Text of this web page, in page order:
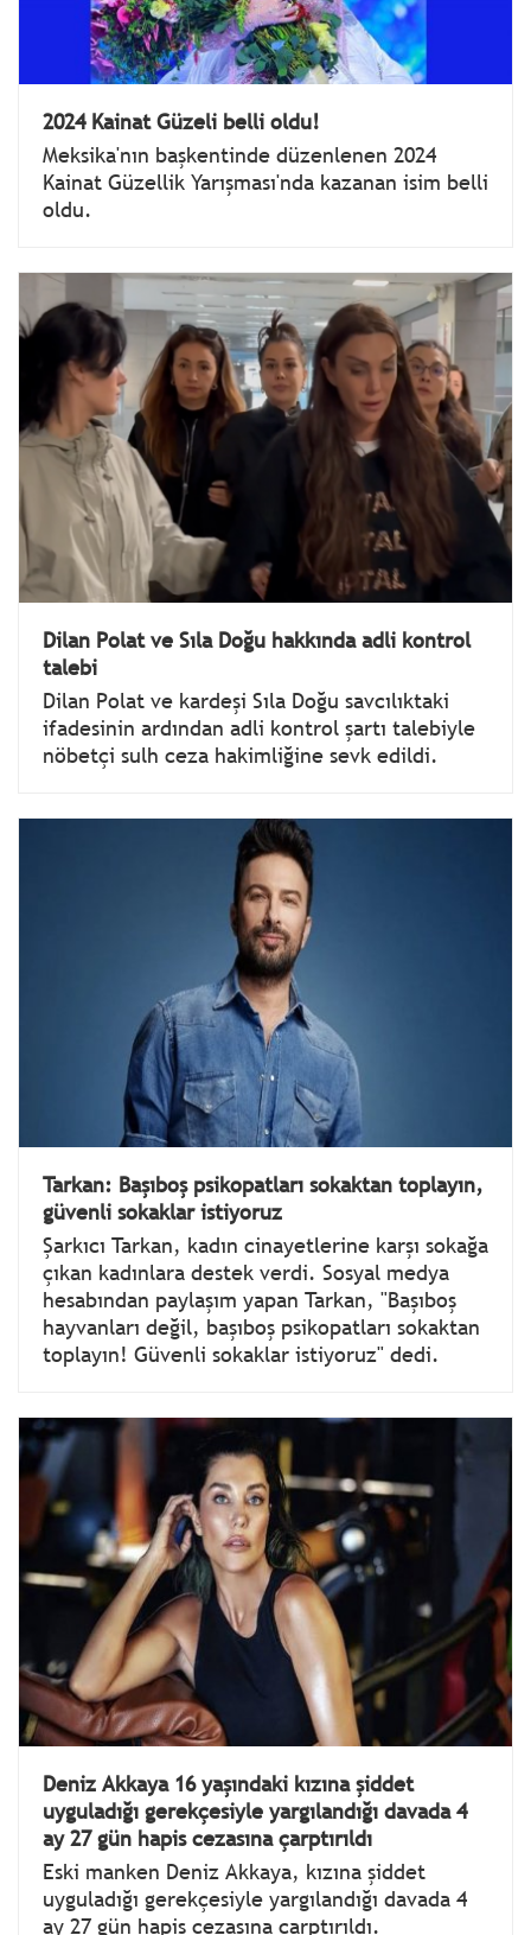
2024 Kainat Güzeli belli oldu!
Meksika'nın başkentinde düzenlenen 2024
Kainat Güzellik Yarışması'nda kazanan isim belli
oldu.
Dilan Polat ve Sıla Doğu hakkında adli kontrol
talebi
Dilan Polat ve kardeşi Sıla Doğu savcılıktaki
ifadesinin ardından adli kontrol şartı talebiyle
nöbetçi sulh ceza hakimliğine sevk edildi.
Tarkan: Başıboş psikopatları sokaktan toplayın,
güvenli sokaklar istiyoruz
Şarkıcı Tarkan, kadın cinayetlerine karşı sokağa
çıkan kadınlara destek verdi. Sosyal medya
hesabından paylaşım yapan Tarkan, "Başıboş
hayvanları değil, başıboş psikopatları sokaktan
toplayın! Güvenli sokaklar istiyoruz" dedi.
Deniz Akkaya 16 yaşındaki kızına şiddet
uyguladığı gerekçesiyle yargılandığı davada 4
ay 27 gün hapis cezasına çarptırıldı
Eski manken Deniz Akkaya, kızına şiddet
uyguladığı gerekçesiyle yargılandığı davada 4
ay 27 gün hapis cezasına çarptırıldı.